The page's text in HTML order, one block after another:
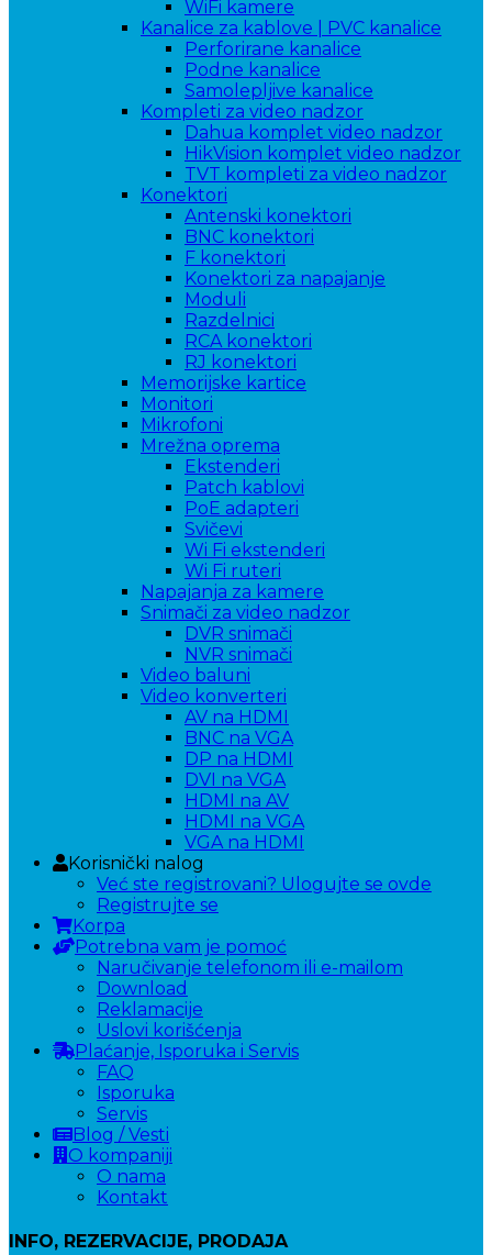
WiFi kamere
Kanalice za kablove | PVC kanalice
Perforirane kanalice
Podne kanalice
Samolepljive kanalice
Kompleti za video nadzor
Dahua komplet video nadzor
HikVision komplet video nadzor
TVT kompleti za video nadzor
Konektori
Antenski konektori
BNC konektori
F konektori
Konektori za napajanje
Moduli
Razdelnici
RCA konektori
RJ konektori
Memorijske kartice
Monitori
Mikrofoni
Mrežna oprema
Ekstenderi
Patch kablovi
PoE adapteri
Svičevi
Wi Fi ekstenderi
Wi Fi ruteri
Napajanja za kamere
Snimači za video nadzor
DVR snimači
NVR snimači
Video baluni
Video konverteri
AV na HDMI
BNC na VGA
DP na HDMI
DVI na VGA
HDMI na AV
HDMI na VGA
VGA na HDMI
Korisnički nalog
Već ste registrovani? Ulogujte se ovde
Registrujte se
Korpa
Potrebna vam je pomoć
Naručivanje telefonom ili e-mailom
Download
Reklamacije
Uslovi korišćenja
Plaćanje, Isporuka i Servis
FAQ
Isporuka
Servis
Blog / Vesti
O kompaniji
O nama
Kontakt
INFO, REZERVACIJE, PRODAJA